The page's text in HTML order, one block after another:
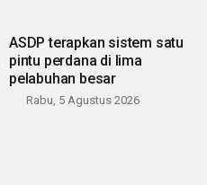
ASDP terapkan sistem satu
pintu perdana di lima
pelabuhan besar
Rabu, 5 Agustus 2026